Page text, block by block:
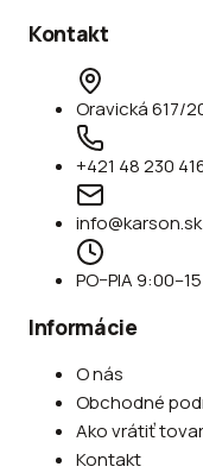
Kontakt
Oravická 617/
+421 48 230
info@karson.sk
PO–PIA
Informácie
O nás
Obchodné
Ako vrátiť tovar
Kontakt